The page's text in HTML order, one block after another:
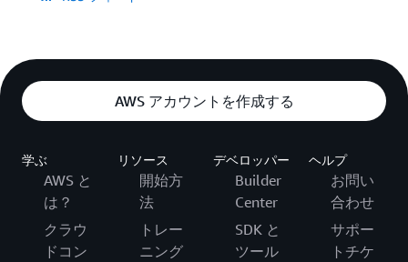
AWS アカウントを作成する
学ぶ
AWS と
は？
クラウ
ドコン
リソース
開始方
法
トレー
ニング
デベロッパー
Builder
Center
SDK と
ツール
ヘルプ
お問い
合わせ
サポー
トチケ